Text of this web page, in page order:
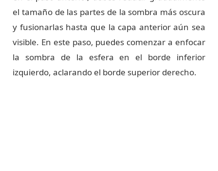
el tamaño de las partes de la sombra más oscura
y fusionarlas hasta que la capa anterior aún sea
visible. En este paso, puedes comenzar a enfocar
la sombra de la esfera en el borde inferior
izquierdo, aclarando el borde superior derecho.